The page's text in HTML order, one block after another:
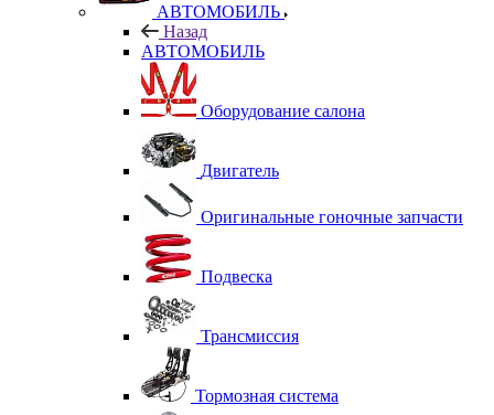
АВТОМОБИЛЬ
Назад
АВТОМОБИЛЬ
Оборудование салона
Двигатель
Оригинальные гоночные запчасти
Подвеска
Трансмиссия
Тормозная система